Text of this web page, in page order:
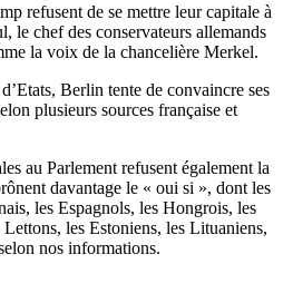
refusent de se mettre leur capitale à
le chef des conservateurs allemands
la voix de la chancelière Merkel.
Berlin tente de convaincre ses
plusieurs sources française et
au Parlement refusent également la
davantage le « oui si », dont les
les Espagnols, les Hongrois, les
les Estoniens, les Lituaniens,
nos informations.